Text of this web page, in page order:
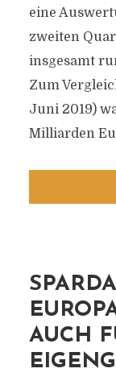
eine
zweiten
insgesamt
Zum
Juni 2019)
Milliarden
AUCH